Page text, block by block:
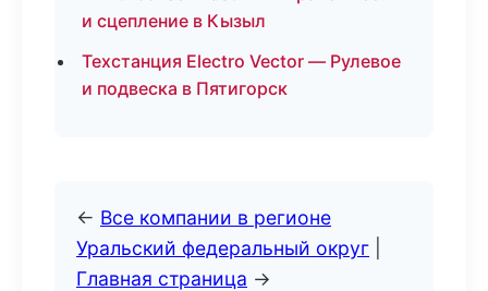
и сцепление в Кызыл
Техстанция Electro Vector — Рулевое
и подвеска в Пятигорск
← Все компании в регионе
Уральский федеральный округ
Главная страница →